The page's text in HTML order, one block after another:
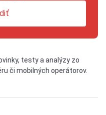
testy a analýzy zo
či mobilných operátorov.